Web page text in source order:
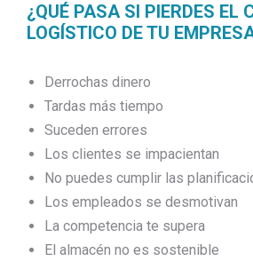
¿QUÉ PASA SI PIERDES EL
LOGÍSTICO DE TU
Derrochas dinero
Tardas más tiempo
Suceden errores
Los clientes se impacientan
No puedes cumplir las
Los empleados se desmotivan
La competencia te supera
El almacén no es sostenible